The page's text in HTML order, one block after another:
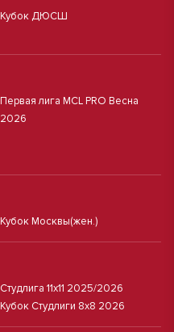
Кубок ДЮСШ
Первая лига MCL PRO Весна
2026
Кубок Москвы(жен.)
Студлига 11х11 2025/2026
Кубок Студлиги 8х8 2026